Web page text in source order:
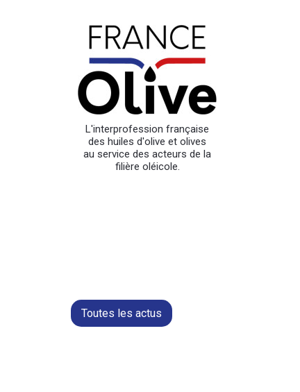
L'interprofession française
des huiles d'olive et olives
au service des acteurs de la
filière oléicole.
Toutes les actus